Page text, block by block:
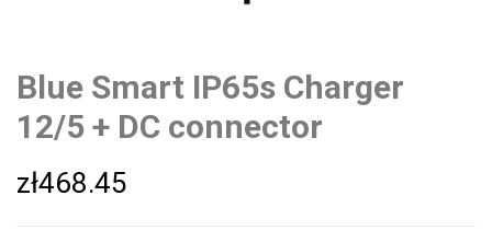
Blue Smart IP65s Charger
12/5 + DC connector
zł468.45